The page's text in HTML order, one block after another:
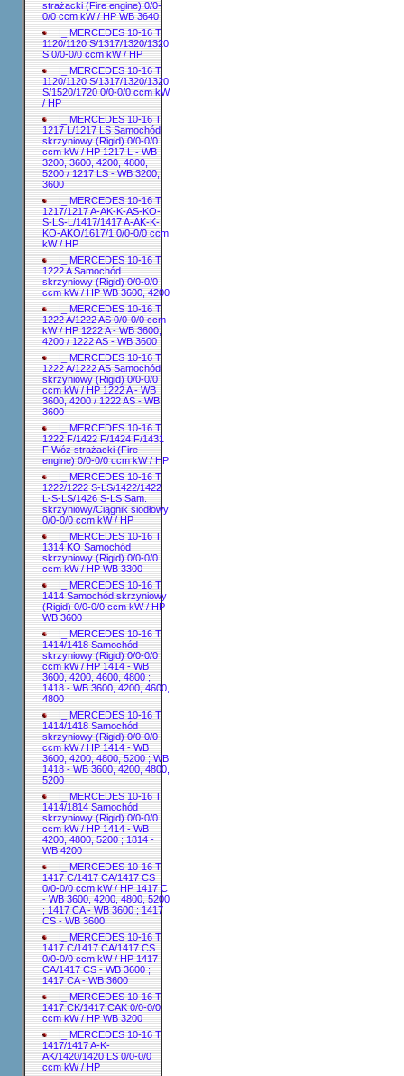
strażacki (Fire engine) 0/0-
0/0 ccm kW / HP WB 3640
|_ MERCEDES 10-16 T
1120/1120 S/1317/1320/1320
S 0/0-0/0 ccm kW / HP
|_ MERCEDES 10-16 T
1120/1120 S/1317/1320/1320
S/1520/1720 0/0-0/0 ccm kW
/ HP
|_ MERCEDES 10-16 T
1217 L/1217 LS Samochód
skrzyniowy (Rigid) 0/0-0/0
ccm kW / HP 1217 L - WB
3200, 3600, 4200, 4800,
5200 / 1217 LS - WB 3200,
3600
|_ MERCEDES 10-16 T
1217/1217 A-AK-K-AS-KO-
S-LS-L/1417/1417 A-AK-K-
KO-AKO/1617/1 0/0-0/0 ccm
kW / HP
|_ MERCEDES 10-16 T
1222 A Samochód
skrzyniowy (Rigid) 0/0-0/0
ccm kW / HP WB 3600, 4200
|_ MERCEDES 10-16 T
1222 A/1222 AS 0/0-0/0 ccm
kW / HP 1222 A - WB 3600,
4200 / 1222 AS - WB 3600
|_ MERCEDES 10-16 T
1222 A/1222 AS Samochód
skrzyniowy (Rigid) 0/0-0/0
ccm kW / HP 1222 A - WB
3600, 4200 / 1222 AS - WB
3600
|_ MERCEDES 10-16 T
1222 F/1422 F/1424 F/1431
F Wóz strażacki (Fire
engine) 0/0-0/0 ccm kW / HP
|_ MERCEDES 10-16 T
1222/1222 S-LS/1422/1422
L-S-LS/1426 S-LS Sam.
skrzyniowy/Ciągnik siodłowy
0/0-0/0 ccm kW / HP
|_ MERCEDES 10-16 T
1314 KO Samochód
skrzyniowy (Rigid) 0/0-0/0
ccm kW / HP WB 3300
|_ MERCEDES 10-16 T
1414 Samochód skrzyniowy
(Rigid) 0/0-0/0 ccm kW / HP
WB 3600
|_ MERCEDES 10-16 T
1414/1418 Samochód
skrzyniowy (Rigid) 0/0-0/0
ccm kW / HP 1414 - WB
3600, 4200, 4600, 4800 ;
1418 - WB 3600, 4200, 4600,
4800
|_ MERCEDES 10-16 T
1414/1418 Samochód
skrzyniowy (Rigid) 0/0-0/0
ccm kW / HP 1414 - WB
3600, 4200, 4800, 5200 ; WB
1418 - WB 3600, 4200, 4800,
5200
|_ MERCEDES 10-16 T
1414/1814 Samochód
skrzyniowy (Rigid) 0/0-0/0
ccm kW / HP 1414 - WB
4200, 4800, 5200 ; 1814 -
WB 4200
|_ MERCEDES 10-16 T
1417 C/1417 CA/1417 CS
0/0-0/0 ccm kW / HP 1417 C
- WB 3600, 4200, 4800, 5200
; 1417 CA - WB 3600 ; 1417
CS - WB 3600
|_ MERCEDES 10-16 T
1417 C/1417 CA/1417 CS
0/0-0/0 ccm kW / HP 1417
CA/1417 CS - WB 3600 ;
1417 CA - WB 3600
|_ MERCEDES 10-16 T
1417 CK/1417 CAK 0/0-0/0
ccm kW / HP WB 3200
|_ MERCEDES 10-16 T
1417/1417 A-K-
AK/1420/1420 LS 0/0-0/0
ccm kW / HP